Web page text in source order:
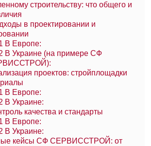
строительству: что общего и
в проектировании и
В Европе:
В Украине (на примере СФ
проектов: стройплощадки
В Европе:
В Украине:
качества и стандарты
В Европе:
В Украине:
кейсы СФ СЕРВИССТРОЙ: от